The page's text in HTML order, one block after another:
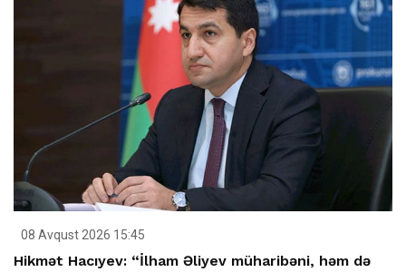
08 Avqust 2026 15:45
Hikmət Hacıyev: “İlham Əliyev müharibəni, həm də